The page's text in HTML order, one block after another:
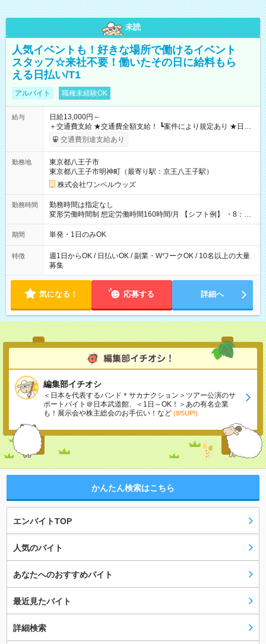
未読
人気イベントも！好きな場所で働けるイベント
スタッフ☆来社不要！働いたその日に給料もら
える日払い/T1
アルバイト 職種未経験OK
給与
日給13,000円～
＋交通費支給 ★交通費全額支給！ ┗案件により規定あり ★日払
いOK！（規定あり） ┗働いたその日に現金GET♪ お仕事後はコ
ンビニATMから 日払い分を引き落とせます！ 【試用期間】試
交通費別途支給あり
勤務地
東京都八王子市
東京都八王子市明神町（最寄り駅：京王八王子駅）
株式会社ワンベルウッズ
勤務時間
勤務時間は指定なし
変形労働時間制 想定労働時間160時間/月 【シフト例】 ・8：00
～21：00
期間 単発・1日のみOK
特徴
週1日からOK / 日払いOK / 副業・WワークOK / 10名以上の大量
募集
気になる！ 応募する 詳細へ
編集部イチオシ
＜日本を代表するバンド＊サカナクション＞ツアー公演のサ
ポートバイト＠日本武道館、＜1日～OK！＞あの有名企業
も！展示会や株主総会のお手伝い！など (8/5UP!)
かんたん検索はこちら
エンバイトTOP
人気のバイト
あなたへのおすすめバイト
最近見たバイト
詳細検索